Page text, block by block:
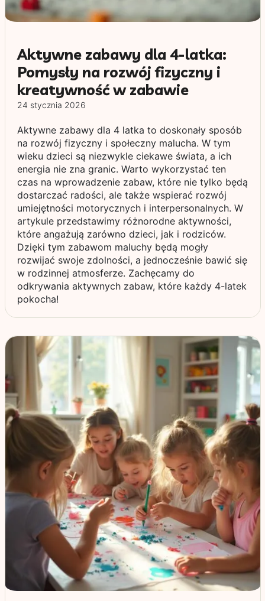
Aktywne zabawy dla 4-latka:
Pomysły na rozwój fizyczny i
kreatywność w zabawie
24 stycznia 2026
Aktywne zabawy dla 4 latka to doskonały sposób
na rozwój fizyczny i społeczny malucha. W tym
wieku dzieci są niezwykle ciekawe świata, a ich
energia nie zna granic. Warto wykorzystać ten
czas na wprowadzenie zabaw, które nie tylko będą
dostarczać radości, ale także wspierać rozwój
umiejętności motorycznych i interpersonalnych. W
artykule przedstawimy różnorodne aktywności,
które angażują zarówno dzieci, jak i rodziców.
Dzięki tym zabawom maluchy będą mogły
rozwijać swoje zdolności, a jednocześnie bawić się
w rodzinnej atmosferze. Zachęcamy do
odkrywania aktywnych zabaw, które każdy 4-latek
pokocha!